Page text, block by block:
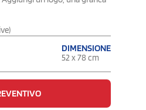
DIMENSIONE
52 x 78 cm